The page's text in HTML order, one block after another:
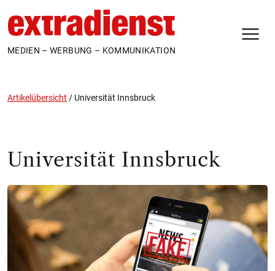
MEDIEN – WERBUNG – KOMMUNIKATION
Artikelübersicht / Universität Innsbruck
Universität Innsbruck